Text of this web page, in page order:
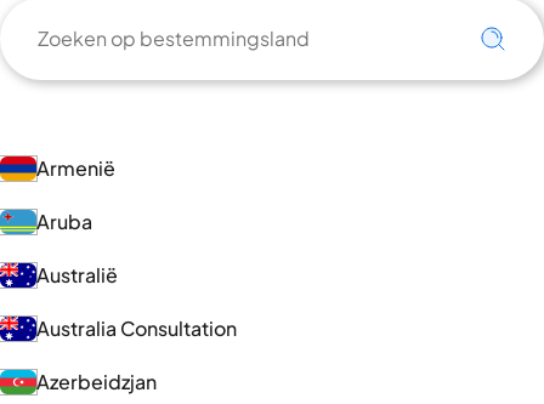
Armenië
Aruba
Australië
Australia Consultation
Azerbeidzjan